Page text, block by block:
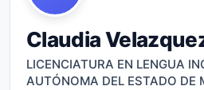
Claudia
LICENCIATURA EN LENGUA
AUTÓNOMA DEL ESTADO DE